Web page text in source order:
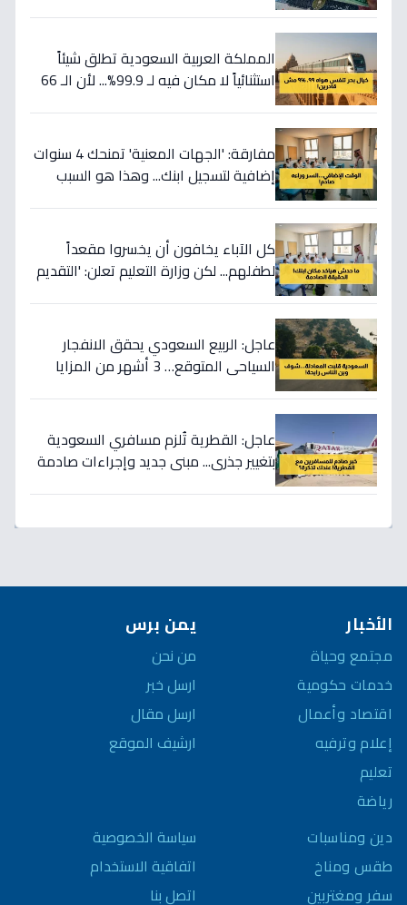
المملكة العربية السعودية تطلق شيئاً
استثنائياً لا مكان فيه لـ 99.9%... لأن الـ 66
مفارقة: 'الجهات المعنية' تمنحك 4 سنوات
إضافية لتسجيل ابنك... وهذا هو السبب
كل الآباء يخافون أن يخسروا مقعداً
لطفلهم... لكن وزارة التعليم تعلن: 'التقديم
عاجل: الربيع السعودي يحقق الانفجار
السياحي المتوقع… 3 أشهر من المزايا
عاجل: القطرية تُلزم مسافري السعودية
بتغيير جذري... مبنى جديد وإجراءات صادمة
الأخبار
مجتمع وحياة
خدمات حكومية
اقتصاد وأعمال
إعلام وترفيه
تعليم
رياضة
دين ومناسبات
طقس ومناخ
سفر ومغتربين
يمن برس
من نحن
ارسل خبر
ارسل مقال
ارشيف الموقع
سياسة الخصوصية
اتفاقية الاستخدام
اتصل بنا